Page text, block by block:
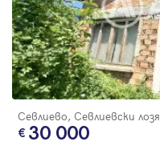
Севлиево, Севлиевски лозя
30 000